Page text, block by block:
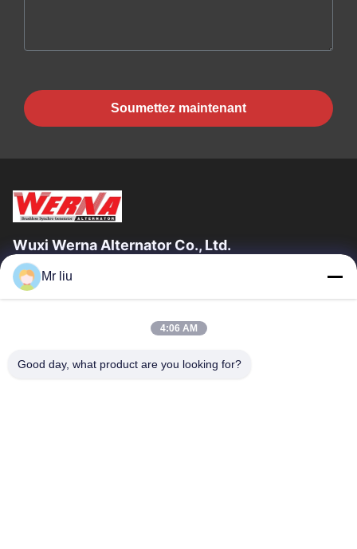
Soumettez maintenant
Wuxi Werna Alternator Co., Ltd.
Liens Rapides
À Propos De Nous
Visite De L'usine
Contrôle De La Qualité
Mr liu
4:06 AM
Good day, what product are you looking for?